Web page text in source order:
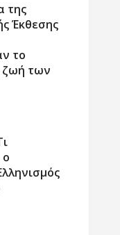
της
Έκθεσης
το
των
ο